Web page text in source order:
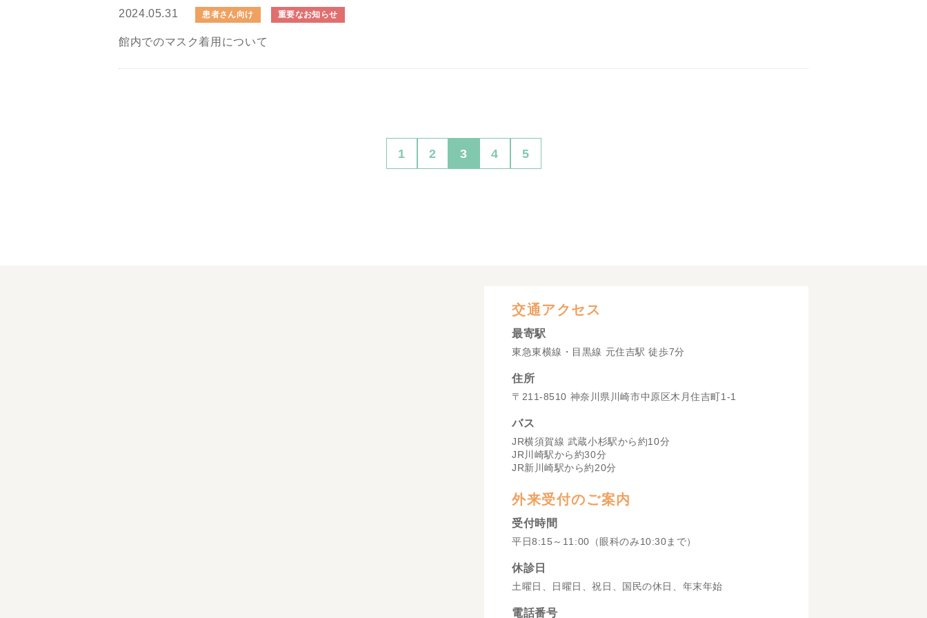
2024.05.31 患者さん向け 重要なお知らせ
館内でのマスク着用について
1 2 3 4 5
交通アクセス
最寄駅
東急東横線・目黒線 元住吉駅 徒歩7分
住所
〒211-8510 神奈川県川崎市中原区木月住吉町1-1
バス
JR横須賀線 武蔵小杉駅から約10分
JR川崎駅から約30分
JR新川崎駅から約20分
外来受付のご案内
受付時間
平日8:15～11:00（眼科のみ10:30まで）
休診日
土曜日、日曜日、祝日、国民の休日、年末年始
電話番号